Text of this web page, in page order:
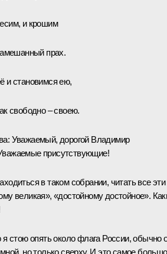
и крошим
прах.
и становимся ею,
свободно – своею.
: Уважаемый, дорогой Владимир
присутствующие!
в таком собрании, читать все эти
великая», «достойному достойное».
я стою опять около флага России, обычно
но только сверху. И это самое